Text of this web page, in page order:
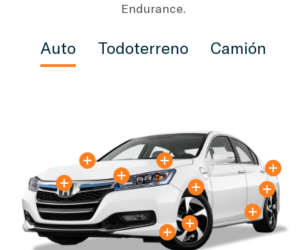
Endurance.
Auto Todoterreno Camión